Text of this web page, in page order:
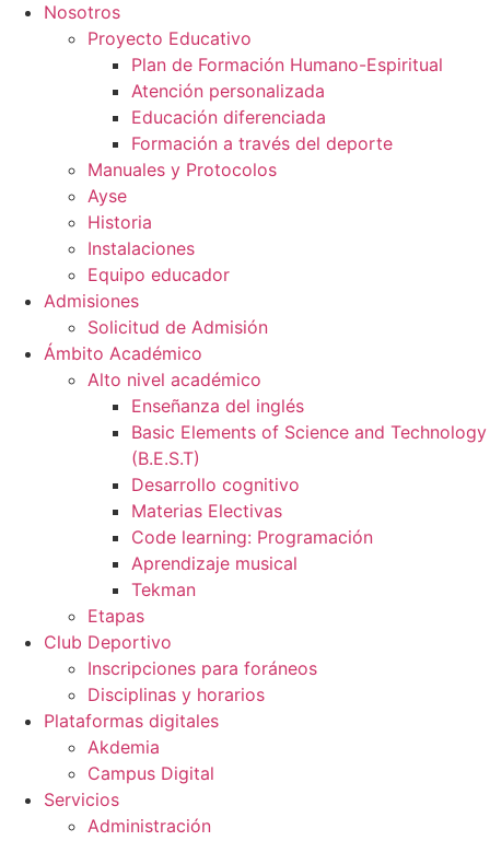
Nosotros
Proyecto Educativo
Plan de Formación Humano-Espiritual
Atención personalizada
Educación diferenciada
Formación a través del deporte
Manuales y Protocolos
Ayse
Historia
Instalaciones
Equipo educador
Admisiones
Solicitud de Admisión
Ámbito Académico
Alto nivel académico
Enseñanza del inglés
Basic Elements of Science and Technology
(B.E.S.T)
Desarrollo cognitivo
Materias Electivas
Code learning: Programación
Aprendizaje musical
Tekman
Etapas
Club Deportivo
Inscripciones para foráneos
Disciplinas y horarios
Plataformas digitales
Akdemia
Campus Digital
Servicios
Administración